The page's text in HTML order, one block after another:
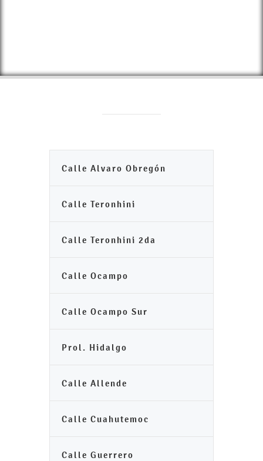
Calle Alvaro Obregón
Calle Teronhini
Calle Teronhini 2da
Calle Ocampo
Calle Ocampo Sur
Prol. Hidalgo
Calle Allende
Calle Cuahutemoc
Calle Guerrero